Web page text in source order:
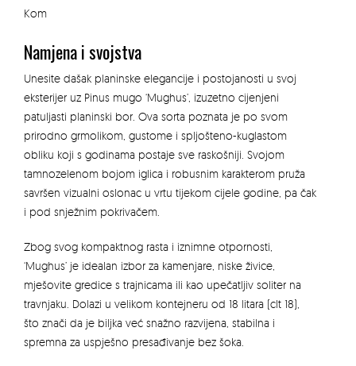
Kom
Namjena i svojstva
Unesite dašak planinske elegancije i postojanosti u svoj
eksterijer uz Pinus mugo ‘Mughus’ , izuzetno cijenjeni
patuljasti planinski bor. Ova sorta poznata je po svom
prirodno grmolikom, gustome i spljošteno-kuglastom
obliku koji s godinama postaje sve raskošniji. Svojom
tamnozelenom bojom iglica i robusnim karakterom pruža
savršen vizualni oslonac u vrtu tijekom cijele godine, pa čak
i pod snježnim pokrivačem.
Zbog svog kompaktnog rasta i iznimne otpornosti,
‘Mughus’ je idealan izbor za kamenjare, niske živice,
mješovite gredice s trajnicama ili kao upečatljiv soliter na
travnjaku. Dolazi u velikom kontejneru od 18 litara (clt 18)
što znači da je biljka već snažno razvijena, stabilna i
spremna za uspješno presađivanje bez šoka.